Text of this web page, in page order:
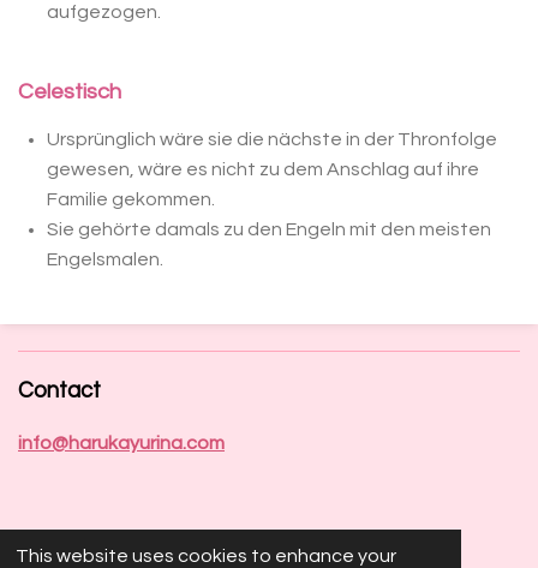
This website uses cookies to enhance your
aufgezogen.
Celestisch
Ursprünglich wäre sie die nächste in der Thronfolge
gewesen, wäre es nicht zu dem Anschlag auf ihre
Familie gekommen.
Sie gehörte damals zu den Engeln mit den meisten
Engelsmalen.
Contact
info@harukayurina.com
Socials